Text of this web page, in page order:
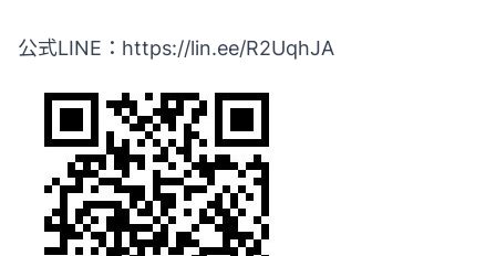
公式LINE： https://lin.ee/R2UqhJA